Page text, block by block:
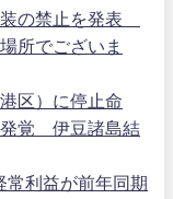
装の禁止を発表
所でございま
区）に停止命
覚 伊豆諸島結
常利益が前年同期